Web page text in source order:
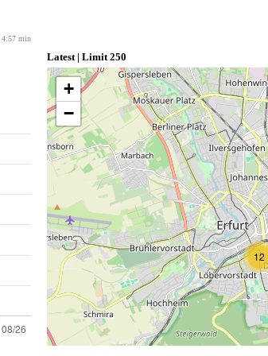
4:56 min
Latest | Limit 250
12
+
−